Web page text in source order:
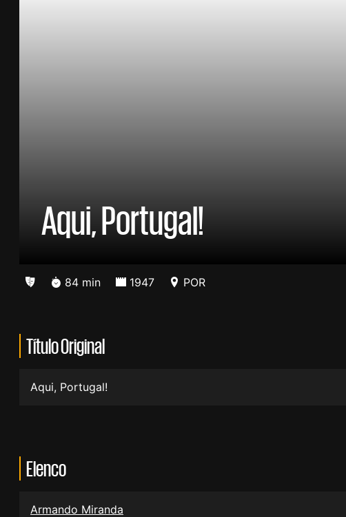
Aqui, Portugal!
84 min 1947 POR
Título Original
Aqui, Portugal!
Elenco
Armando Miranda